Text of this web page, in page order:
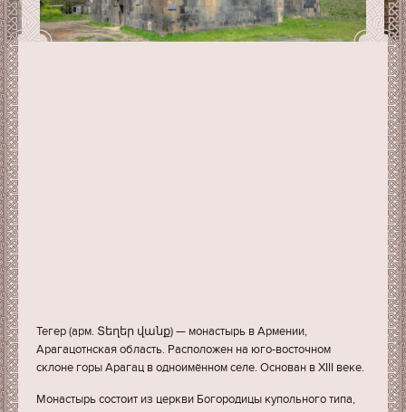
Тегер (арм. Տեղեր վանք) — монастырь в Армении,
Арагацотнская область. Расположен на юго-восточном
склоне горы Арагац в одноимённом селе. Основан в XIII веке.
Монастырь состоит из церкви Богородицы купольного типа,